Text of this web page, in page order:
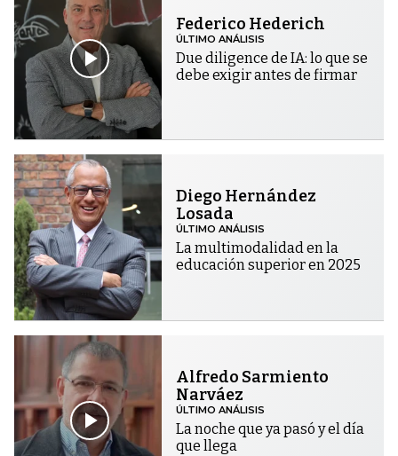
Federico Hederich
ÚLTIMO ANÁLISIS
Due diligence de IA: lo que se
debe exigir antes de firmar
Diego Hernández
Losada
ÚLTIMO ANÁLISIS
La multimodalidad en la
educación superior en 2025
Alfredo Sarmiento
Narváez
ÚLTIMO ANÁLISIS
La noche que ya pasó y el día
que llega